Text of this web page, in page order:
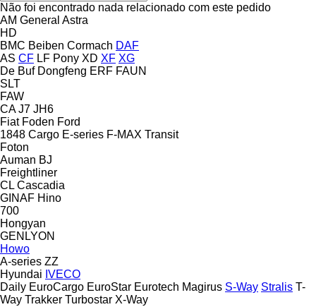
Não foi encontrado nada relacionado com este pedido
AM General Astra
HD
BMC Beiben Cormach DAF
AS CF LF Pony XD XF XG
De Buf Dongfeng ERF FAUN
SLT
FAW
CA J7 JH6
Fiat Foden Ford
1848 Cargo E-series F-MAX Transit
Foton
Auman BJ
Freightliner
CL Cascadia
GINAF Hino
700
Hongyan
GENLYON
Howo
A-series ZZ
Hyundai IVECO
Daily EuroCargo EuroStar Eurotech Magirus S-Way Stralis T-
Way Trakker Turbostar X-Way